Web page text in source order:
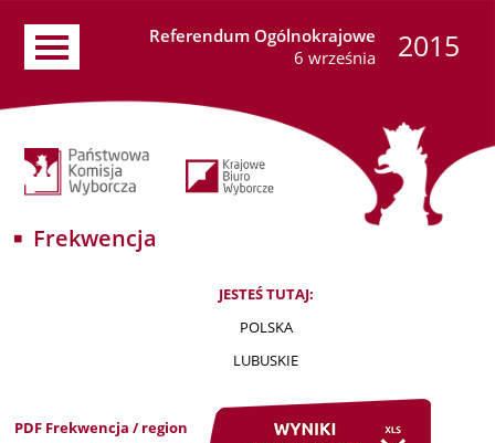
Referendum Ogólnokrajowe
6 września
2015
Frekwencja
JESTEŚ TUTAJ:
POLSKA
LUBUSKIE
PDF Frekwencja / region